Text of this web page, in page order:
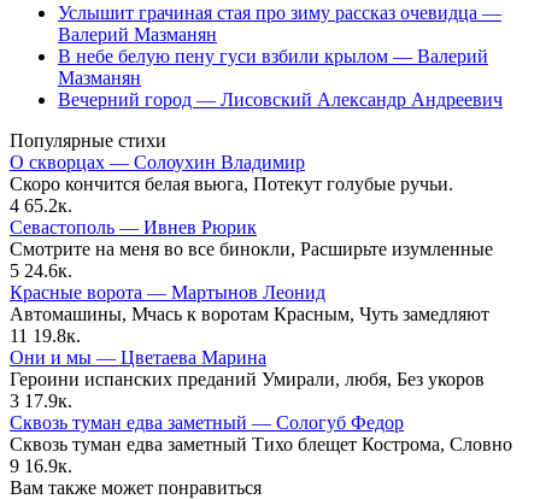
Услышит грачиная стая про зиму рассказ очевидца —
Валерий Мазманян
В небе белую пену гуси взбили крылом — Валерий
Мазманян
Вечерний город — Лисовский Александр Андреевич
Популярные стихи
О скворцах — Солоухин Владимир
Скоро кончится белая вьюга, Потекут голубые ручьи.
4 65.2к.
Севастополь — Ивнев Рюрик
Смотрите на меня во все бинокли, Расширьте изумленные
5 24.6к.
Красные ворота — Мартынов Леонид
Автомашины, Мчась к воротам Красным, Чуть замедляют
11 19.8к.
Они и мы — Цветаева Марина
Героини испанских преданий Умирали, любя, Без укоров
3 17.9к.
Сквозь туман едва заметный — Сологуб Федор
Сквозь туман едва заметный Тихо блещет Кострома, Словно
9 16.9к.
Вам также может понравиться